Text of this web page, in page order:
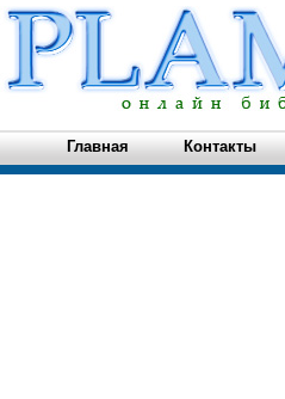
Главная Контакты